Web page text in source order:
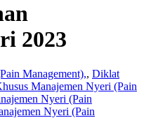
2023
Management),, Diklat
Manajemen Nyeri (Pain
Nyeri (Pain
Nyeri (Pain